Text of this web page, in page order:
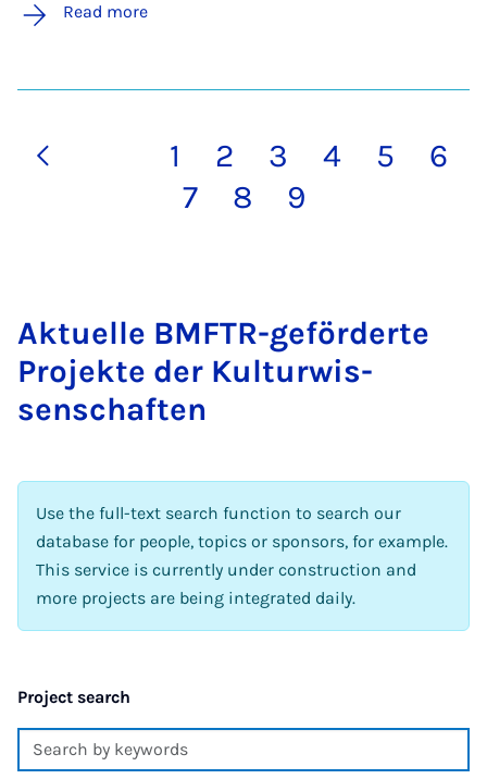
Read more
1 2 3 4 5
6
7
8 9
Ak­tuelle BMFTR-ge­förderte
Pro­jekte der Kul­tur­wis­
senschaften
Use the full-text search function to search our
database for people, topics or sponsors, for example.
This service is currently under construction and
more projects are being integrated daily.
Project search